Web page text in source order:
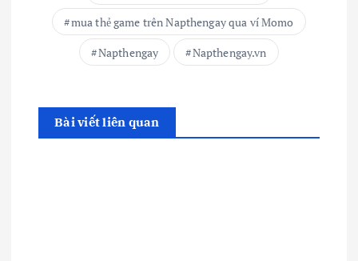
mua thẻ game trên Napthengay qua ví Momo
Napthengay
Napthengay.vn
Bài viết liên quan